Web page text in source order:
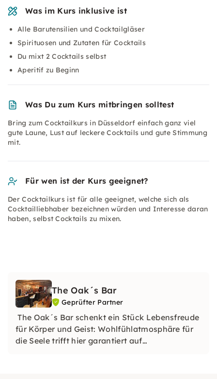
Was im Kurs inklusive ist
Alle Barutensilien und Cocktailgläser
Spirituosen und Zutaten für Cocktails
Du mixt 2 Cocktails selbst
Aperitif zu Beginn
Was Du zum Kurs mitbringen solltest
Bring zum Cocktailkurs in Düsseldorf einfach ganz viel
gute Laune, Lust auf leckere Cocktails und gute Stimmung
mit.
Für wen ist der Kurs geeignet?
Der Cocktailkurs ist für alle geeignet, welche sich als
Cocktailliebhaber bezeichnen würden und Interesse daran
haben, selbst Cocktails zu mixen.
The Oak´s Bar
Geprüfter Partner
The Oak´s Bar schenkt ein Stück Lebensfreude
für Körper und Geist: Wohlfühlatmosphäre für
die Seele trifft hier garantiert auf